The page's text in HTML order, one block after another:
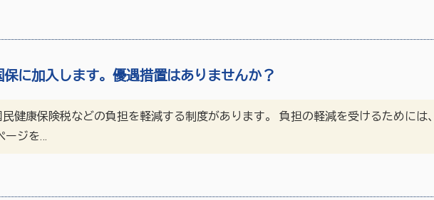
に加入します。優遇措置はありませんか？
健康保険税などの負担を軽減する制度があります。 負担の軽減を受けるためには
ージを…